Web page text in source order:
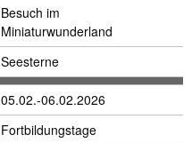
Besuch im
Miniaturwunderland
Seesterne
05.02.-06.02.2026
Fortbildungstage